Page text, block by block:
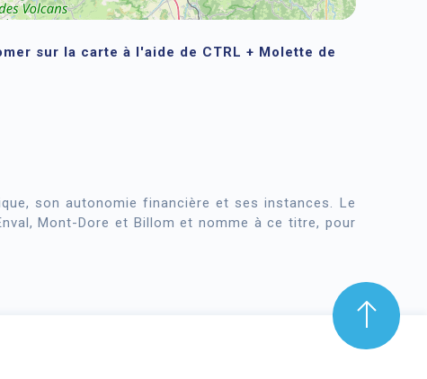
sur la carte à l'aide de CTRL + Molette de
son autonomie financière et ses instances. Le
Mont-Dore et Billom et nomme à ce titre, pour